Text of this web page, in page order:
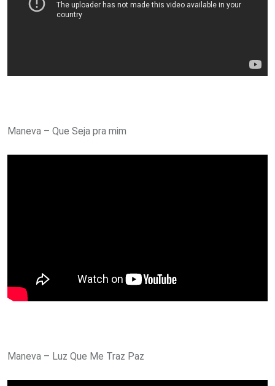
Maneva – Que Seja pra mim
Maneva – Luz Que Me Traz Paz